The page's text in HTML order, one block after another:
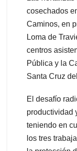
cosechados
Caminos, en
Loma de
centros
Pública y la
Santa Cruz
El desafío
productividad
teniendo en
los tres